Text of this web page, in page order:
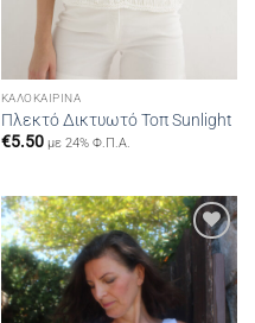
ΚΑΛΟΚΑΙΡΙΝΆ
Πλεκτό Δικτυωτό Τοπ Sunlight
€5.50 με 24% Φ.Π.Α.
Add to
wishlist